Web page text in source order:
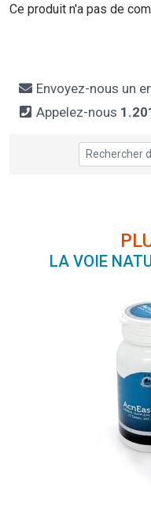
Ce produit n'a pas de
Envoyez-nous un
Appelez-nous
LA VOIE